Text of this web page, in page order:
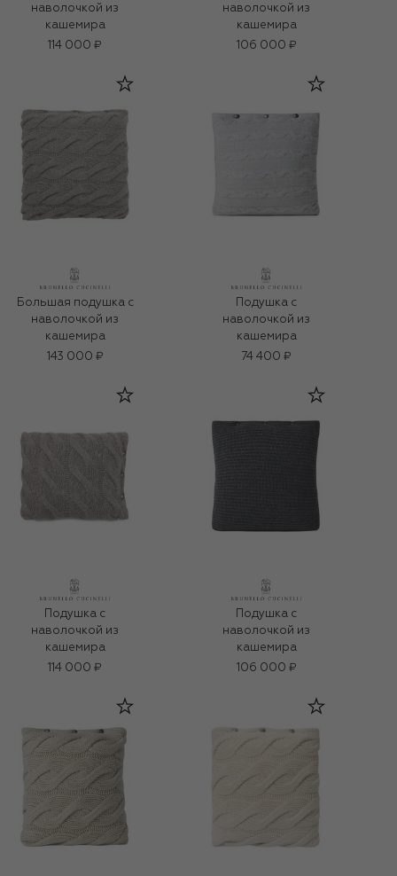
наволочкой из
кашемира
114 000 ₽
наволочкой из
кашемира
106 000 ₽
Большая подушка с
наволочкой из
кашемира
143 000 ₽
Подушка с
наволочкой из
кашемира
74 400 ₽
Подушка с
наволочкой из
кашемира
114 000 ₽
Подушка с
наволочкой из
кашемира
106 000 ₽